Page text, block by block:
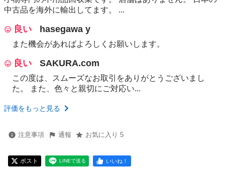
中古品を海外に輸出してます。 ...
良い hasegawa y
また機会があればよろしくお願いします。
良い SAKURA.com
この度は、スムーズなお取引をありがとうございまし
た。 また、色々と親切にご対応い...
評価をもっと見る
注意事項 通報 お気に入り 5
ポスト LINEで送る いいね！